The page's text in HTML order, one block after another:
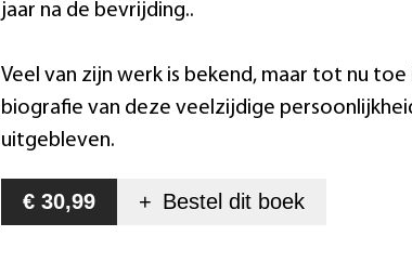
jaar na de bevrijding..
Veel van zijn werk is bekend, maar tot nu toe
biografie van deze veelzijdige
uitgebleven.
€ 30,99 + Bestel dit boek